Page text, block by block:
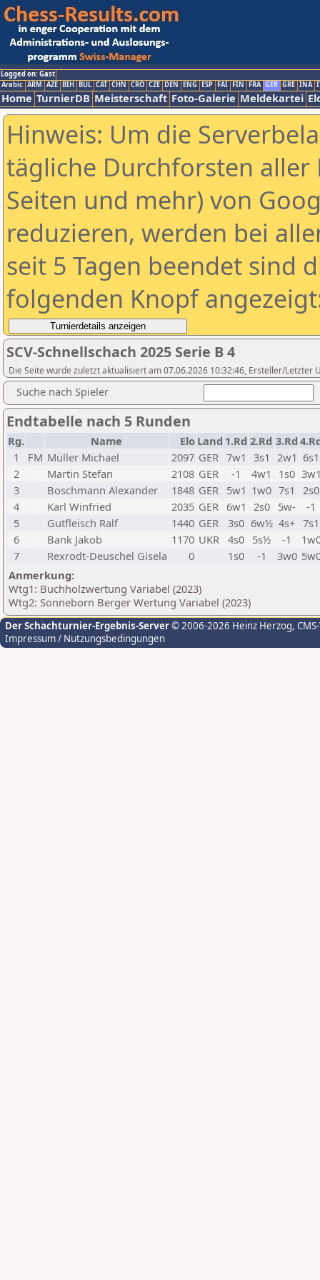
Logged on: Gast
Arabic ARM AZE BIH BUL CAT CHN CRO CZE DEN ENG ESP FAI FIN FRA GER GRE INA
Home TurnierDB Meisterschaft Foto-Galerie Meldekartei
Hinweis: Um die
tägliche Durchforsten aller
Seiten und mehr) von
reduzieren, werden bei
seit 5 Tagen beendet sind
folgenden Knopf
SCV-Schnellschach 2025 Serie B 4
Die Seite wurde zuletzt aktualisiert am 07.06.2026 10:32:46, Ersteller/Letzter
Suche nach Spieler
Endtabelle nach 5 Runden
Rg. Name Elo Land 1.Rd 2.Rd 3.Rd
1
FM Müller Michael 2097 GER 7w1 3s1 2w1 6s1
2
Martin Stefan 2108 GER -1 4w1 1s0
3
Boschmann Alexander 1848 GER 5w1 1w0 7s1
2s0
4
Karl Winfried 2035 GER 6w1 2s0 5w-
-1
5
Gutfleisch Ralf 1440 GER 3s0 6w½ 4s+ 7s1
6
Bank Jakob 1170 UKR 4s0 5s½ -1
7
Rexrodt-Deuschel Gisela 0 1s0 -1 3w0
Anmerkung:
Wtg1: Buchholzwertung Variabel (2023)
Wtg2: Sonneborn Berger Wertung Variabel (2023)
Der Schachturnier-Ergebnis-Server© 2006-2026 Heinz Herzog,
Impressum / Nutzungsbedingungen